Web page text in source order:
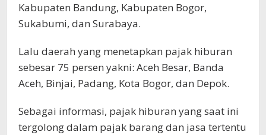
Kabupaten Bandung, Kabupaten Bogor,
Sukabumi, dan Surabaya.
Lalu daerah yang menetapkan pajak hiburan
sebesar 75 persen yakni: Aceh Besar, Banda
Aceh, Binjai, Padang, Kota Bogor, dan Depok.
Sebagai informasi, pajak hiburan yang saat ini
tergolong dalam pajak barang dan jasa tertentu